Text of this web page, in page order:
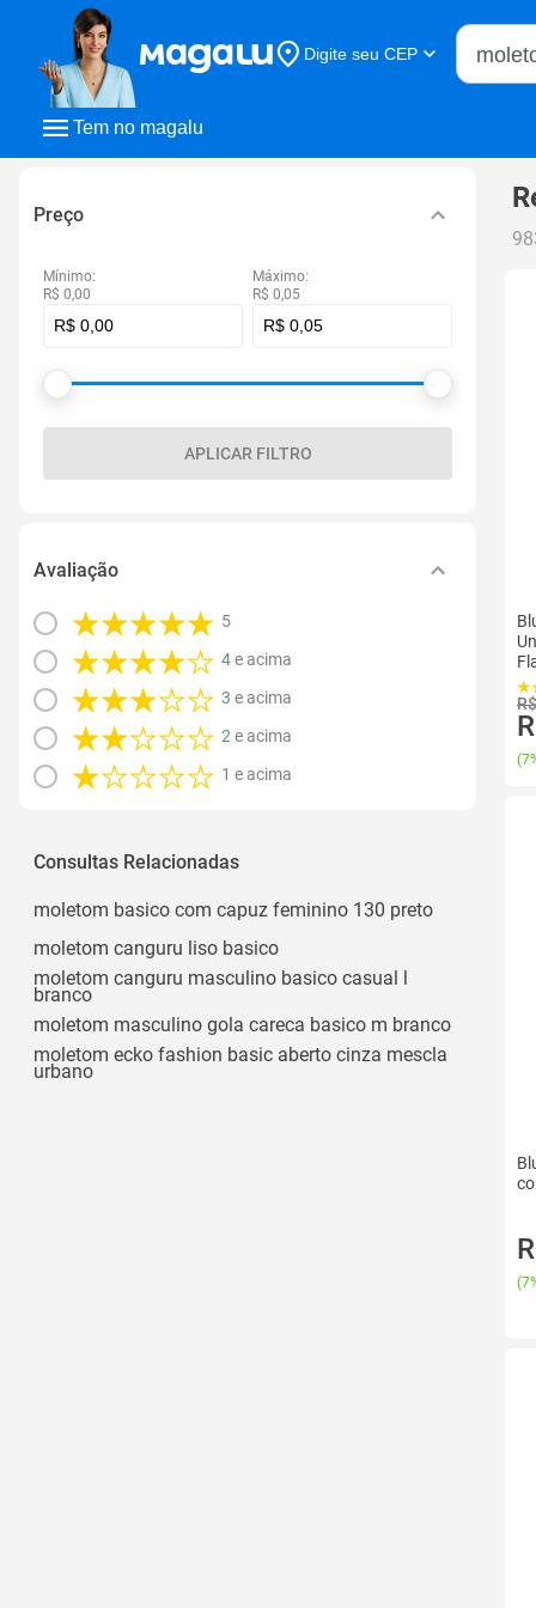
Tem no magalu
Digite seu CEP
Buscar
Preço
Mínimo:
R$ 0,00
Máximo:
R$ 0,05
APLICAR FILTRO
Avaliação
5
4 e acima
3 e acima
2 e acima
1 e acima
Consultas Relacionadas
moletom basico com capuz feminino 130 preto
moletom canguru liso basico
moletom canguru masculino basico casual l
branco
moletom masculino gola careca basico m branco
moletom ecko fashion basic aberto cinza mescla
urbano
(
(